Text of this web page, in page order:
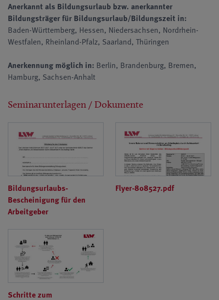
Anerkannt als Bildungsurlaub bzw. anerkannter
Bildungsträger für Bildungsurlaub/Bildungszeit in:
Baden-Württemberg, Hessen, Niedersachsen, Nordrhein-
Westfalen, Rheinland-Pfalz, Saarland, Thüringen
Anerkennung möglich in: Berlin, Brandenburg, Bremen,
Hamburg, Sachsen-Anhalt
Seminarunterlagen / Dokumente
Bildungsurlaubs-
Bescheinigung für den
Arbeitgeber
Flyer-808527.pdf
Schritte zum